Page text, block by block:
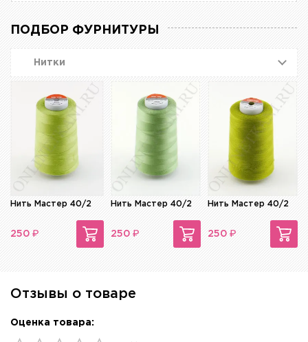
ПОДБОР ФУРНИТУРЫ
Нитки
Нить Мастер 40/2
250 ₽
Нить Мастер 40/2
250 ₽
Нить Мастер 40/2
250 ₽
Отзывы о товаре
Оценка товара: